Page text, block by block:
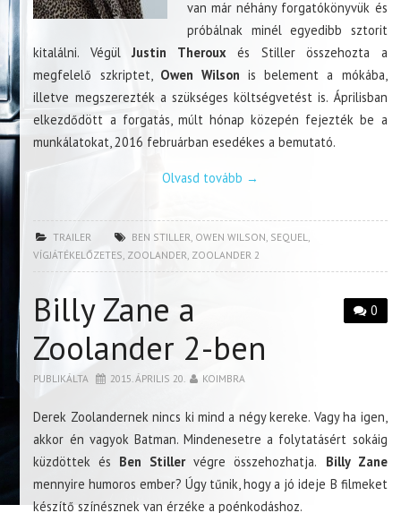
van már néhány forgatókönyvük és
próbálnak minél egyedibb sztorit
kitalálni. Végül Justin Theroux és Stiller összehozta a
megfelelő szkriptet, Owen Wilson is belement a mókába,
illetve megszerezték a szükséges költségvetést is. Áprilisban
elkezdődött a forgatás, múlt hónap közepén fejezték be a
munkálatokat, 2016 februárban esedékes a bemutató.
Olvasd tovább →
TRAILER BEN STILLER OWEN WILSON SEQUEL
VÍGJÁTÉKELŐZETES ZOOLANDER ZOOLANDER 2
0
Billy Zane a
Zoolander 2-ben
PUBLIKÁLTA 2015. ÁPRILIS 20. KOIMBRA
Derek Zoolandernek nincs ki mind a négy kereke. Vagy ha igen,
akkor én vagyok Batman. Mindenesetre a folytatásért sokáig
küzdöttek és Ben Stillervégre összehozhatja. Billy Zane
mennyire humoros ember? Úgy tűnik, hogy a jó ideje B filmeket
készítő színésznek van érzéke a poénkodáshoz.